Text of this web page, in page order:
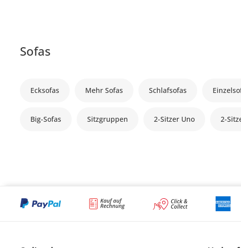
Sofas
Ecksofas Mehr Sofas Schlafsofas
Big-Sofas Sitzgruppen 2-Sitzer Uno 2-